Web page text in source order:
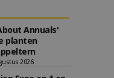
Annuals'
planten
2026